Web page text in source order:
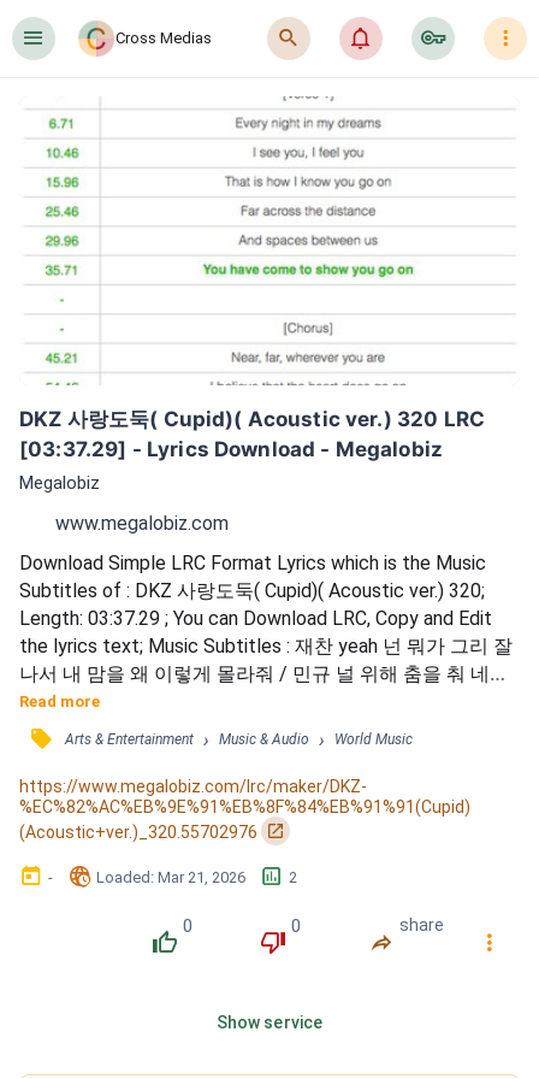
󰍜 Cross Medias 󰍉 󰂜 󰷖 󰇙
DKZ 사랑도둑( Cupid)( Acoustic ver.) 320 LRC
[03:37.29] - Lyrics Download - Megalobiz
Megalobiz
www.megalobiz.com
Download Simple LRC Format Lyrics which is the Music
Subtitles of : DKZ 사랑도둑( Cupid)( Acoustic ver.) 320;
Length: 03:37.29 ; You can Download LRC, Copy and Edit
the lyrics text; Music Subtitles : 재찬 yeah 넌 뭐가 그리 잘
나서 내 맘을 왜 이렇게 몰라줘 / 민규 널 위해 춤을 춰 네가
볼 때까지 / 네게 다 닿을 때까지 yeah yeah / 종형 That’s
me 너를 생각하며 하루를 Good Night / 가슴이 계속 뛰어 완
전 쿵쿵 / 재찬 네게 빠져 버린 난 헤엄쳐 도망치다가 깊은
곳으로 허우우 / 경윤 널 내게 뭐냐고 묻는다면 말해...
Read more
󰓹 Arts & Entertainment › Music & Audio › World Music
https://www.megalobiz.com/lrc/maker/DKZ-
%EC%82%AC%EB%9E%91%EB%8F%84%EB%91%91(Cupid)
(Acoustic+ver.)_320.55702976
󰏌
󰃶 - 󱉊 Loaded: Mar 21, 2026 󱕎 2
󰔔
0
󰔒
0
󰤲
share
󰇙
Show service